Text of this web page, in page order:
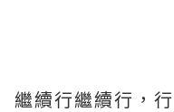
繼續行繼續行，